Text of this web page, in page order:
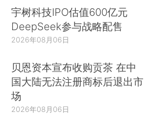
宇树科技IPO估值600亿元
DeepSeek参与战略配售
2026年08月06日
贝恩资本宣布收购贡茶 在中
国大陆无法注册商标后退出市
场
2026年08月06日